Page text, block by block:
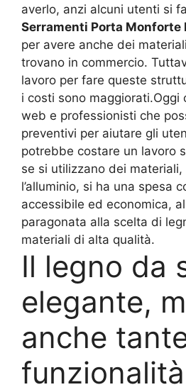
averlo, anzi alcuni utenti si
Serramenti Porta Monforte
per avere anche dei
trovano in commercio.
lavoro per fare queste
i costi sono maggiorati.Oggi
web e professionisti che
preventivi per aiutare gli
potrebbe costare un lavoro
se si utilizzano dei materiali,
l’alluminio, si ha una spesa
accessibile ed economica,
paragonata alla scelta di
materiali di alta qualità.
Il legno da
elegante,
anche